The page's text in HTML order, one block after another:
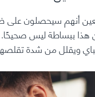
أنهم سيحصلون على
هذا ببساطة ليس صحيحًا.
ويقلل من شدة